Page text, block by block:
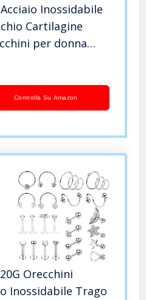
Inossidabile
Cartilagine
per donna
Piercing Naso Lip
Controlla Su Amazon
Orecchini
Inossidabile Trago